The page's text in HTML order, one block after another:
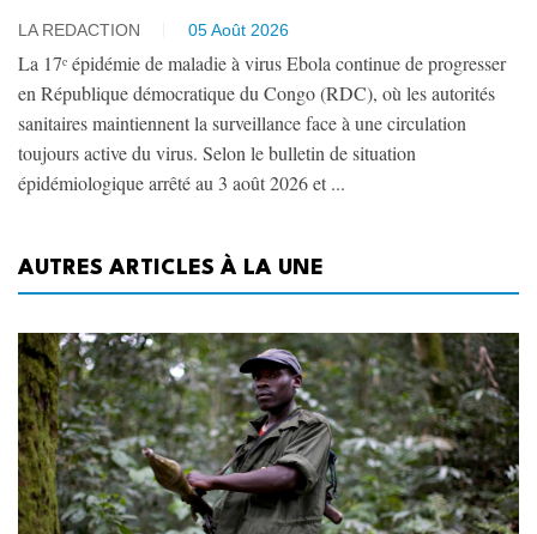
LA REDACTION 05 Août 2026
La 17ᵉ épidémie de maladie à virus Ebola continue de progresser
en République démocratique du Congo (RDC), où les autorités
sanitaires maintiennent la surveillance face à une circulation
toujours active du virus. Selon le bulletin de situation
épidémiologique arrêté au 3 août 2026 et ...
AUTRES ARTICLES À LA UNE